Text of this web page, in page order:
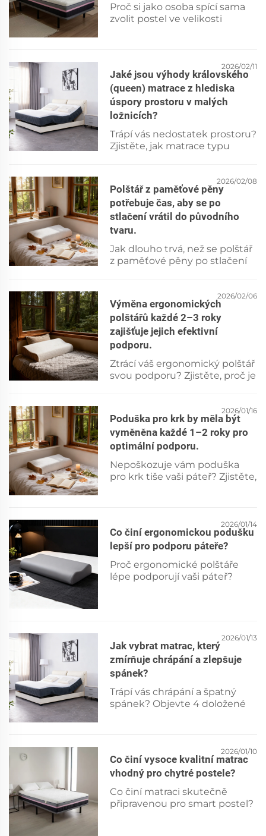
hned teď.
Proč si jako osoba spící sama
zvolit postel ve velikosti
2026/02/11
Jaké jsou výhody královského
(queen) matrace z hlediska
úspory prostoru v malých
ložnicích?
Trápí vás nedostatek prostoru?
Zjistěte, jak matrace typu
využitelnou podlahovou
plochu. Prohlédněte si nyní
chytré návrhy uspořádání!
2026/02/08
Polštář z paměťové pěny
potřebuje čas, aby se po
stlačení vrátil do původního
tvaru.
Jak dlouho trvá, než se polštář
z paměťové pěny po stlačení
ideální dobu pružného návratu
a tipy pro správnou péči, která
zajistí dlouhodobou podporu.
Přečtěte si hned teď.
2026/02/06
Výměna ergonomických
polštářů každé 2–3 roky
zajišťuje jejich efektivní
podporu.
Ztrácí váš ergonomický polštář
svou podporu? Zjistěte, proč je
zarovnání páteře a kvalitu
spánku. Naučte se poznat
příznaky a získejte odborně
podložené rady.
2026/01/16
Poduška pro krk by měla být
vyměněna každé 1–2 roky pro
optimální podporu.
Nepoškozuje vám poduška
pro krk tiše vaši páteř? Zjistěte,
Zkontrolujte již dnes příznaky.
2026/01/14
Co činí ergonomickou podušku
lepší pro podporu páteře?
Proč ergonomické polštáře
lépe podporují vaši páteř?
uvolnění tlaku. Dozvěděte se
více ještě dnes!
2026/01/13
Jak vybrat matrac, který
zmírňuje chrápání a zlepšuje
spánek?
Trápí vás chrápání a špatný
spánek? Objevte 4 doložené
propustnost – které snižují
uzávěr dýchacích cest. Spěte
dnes večer lépe.
2026/01/10
Co činí vysoce kvalitní matrac
vhodný pro chytré postele?
Co činí matraci skutečně
připravenou pro smart postel?